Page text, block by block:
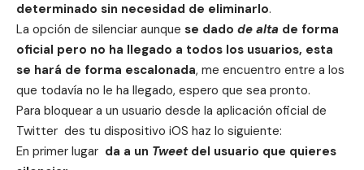
determinado sin necesidad de eliminarlo.
La opción de silenciar aunque se dado de alta de forma
oficial pero no ha llegado a todos los usuarios, esta
se hará de forma escalonada, me encuentro entre a los
que todavía no le ha llegado, espero que sea pronto.
Para bloquear a un usuario desde la aplicación oficial de
Twitter des tu dispositivo iOS haz lo siguiente:
En primer lugar da a un Tweetdel usuario que quieres